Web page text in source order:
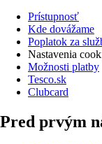
Prístupnosť
Kde dovážame
Poplatok za
Nastavenia
Možnosti platby
Tesco.sk
Clubcard
Pred prvým